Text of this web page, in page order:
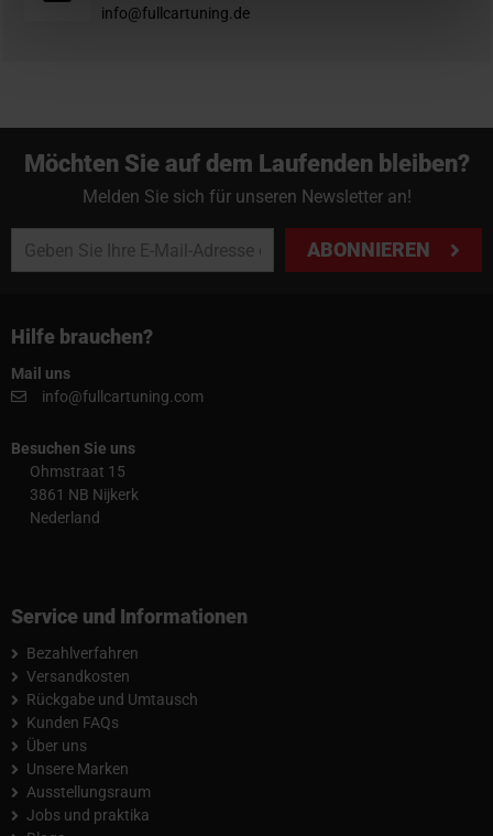
info@fullcartuning.de
Möchten Sie auf dem Laufenden bleiben?
Melden Sie sich für unseren Newsletter an!
ABONNIEREN
Hilfe brauchen?
Mail uns
info@fullcartuning.com
Besuchen Sie uns
Ohmstraat 15
3861 NB Nijkerk
Nederland
Service und Informationen
Bezahlverfahren
Versandkosten
Rückgabe und Umtausch
Kunden FAQs
Über uns
Unsere Marken
Ausstellungsraum
Jobs und praktika